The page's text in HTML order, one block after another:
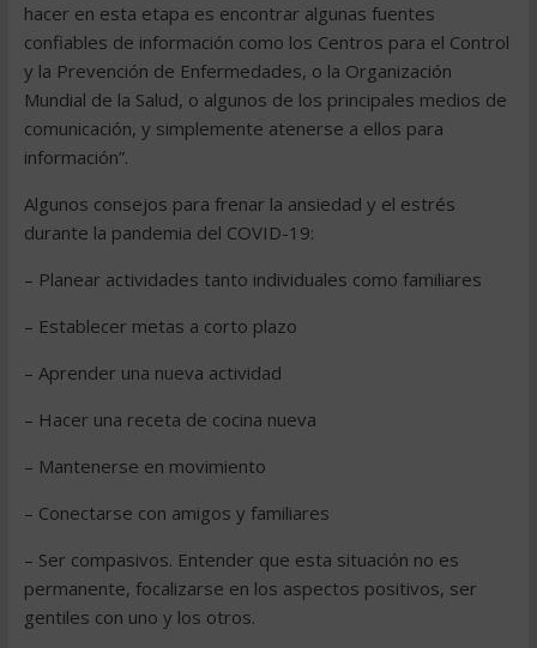
hacer en esta etapa es encontrar algunas fuentes
confiables de información como los Centros para el Control
y la Prevención de Enfermedades, o la Organización
Mundial de la Salud, o algunos de los principales medios de
comunicación, y simplemente atenerse a ellos para
información”.
Algunos consejos para frenar la ansiedad y el estrés
durante la pandemia del COVID-19:
– Planear actividades tanto individuales como familiares
– Establecer metas a corto plazo
– Aprender una nueva actividad
– Hacer una receta de cocina nueva
– Mantenerse en movimiento
– Conectarse con amigos y familiares
– Ser compasivos. Entender que esta situación no es
permanente, focalizarse en los aspectos positivos, ser
gentiles con uno y los otros.